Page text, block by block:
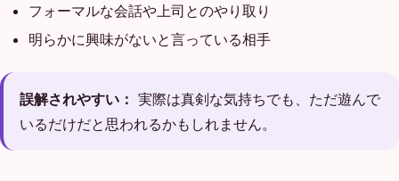
フォーマルな会話や上司とのやり取り
明らかに興味がないと言っている相手
誤解されやすい： 実際は真剣な気持ちでも、ただ遊んで
いるだけだと思われるかもしれません。